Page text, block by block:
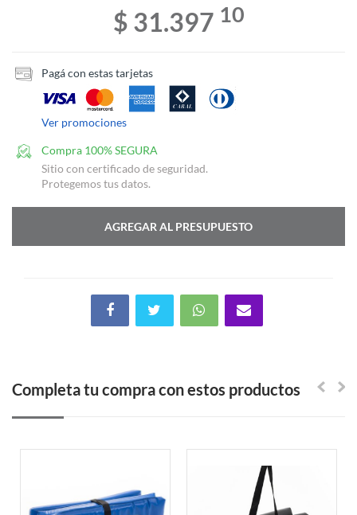
$ 31.397 10
Pagá con estas tarjetas
Ver promociones
Compra 100% SEGURA
Sitio con certificado de seguridad.
Protegemos tus datos.
AGREGAR AL PRESUPUESTO
Completa tu compra con estos productos